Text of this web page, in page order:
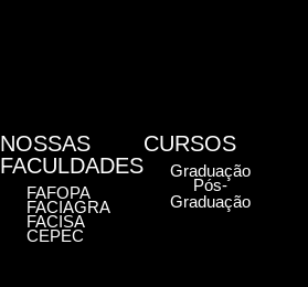
NOSSAS
FACULDADES
FAFOPA
FACIAGRA
FACISA
CEPEC
CURSOS
Graduação
Pós-
Graduação